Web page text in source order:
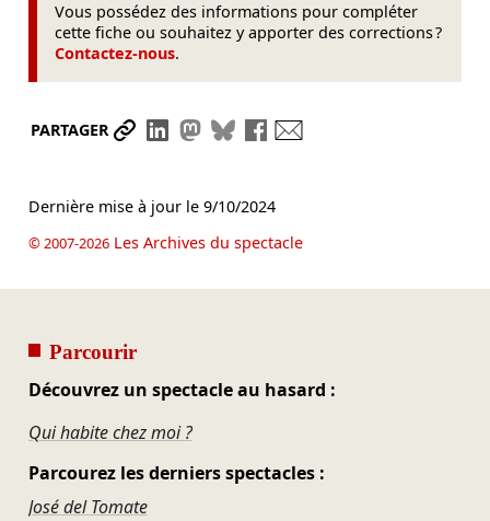
Vous possédez des informations pour compléter
cette fiche ou souhaitez y apporter des corrections ?
Contactez-nous.
PARTAGER Partager le lien
Partager sur LinkedIn
Partager sur Mastodon
Partager sur Bluesky
Partager sur Facebook
Dernière mise à jour le 9/10/2024
© 2007-2026Les Archives du spectacle
Parcourir
Découvrez un spectacle au hasard :
Qui habite chez moi ?
Parcourez les derniers spectacles :
José del Tomate